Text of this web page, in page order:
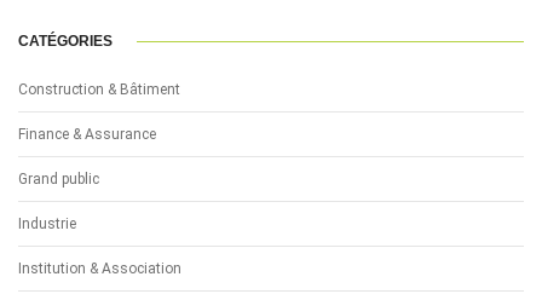
CATÉGORIES
Construction & Bâtiment
Finance & Assurance
Grand public
Industrie
Institution & Association